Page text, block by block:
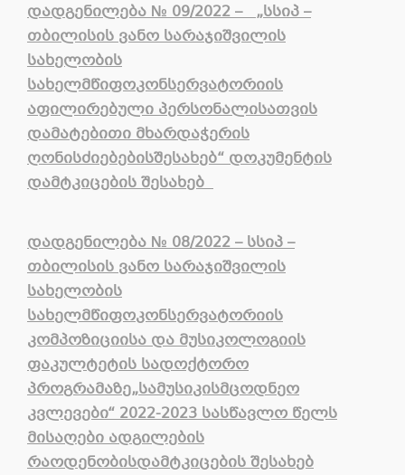
დადგენილება№ 09/2022 – „სსიპ–
თბილისის ვანო სარაჯიშვილის
სახელობის
სახელმწიფოკონსერვატორიის
აფილირებული პერსონალისათვის
დამატებითი მხარდაჭერის
ღონისძიებებისშესახებ“ დოკუმენტის
დამტკიცების შესახებ
დადგენილება№ 08/2022 –სსიპ–
თბილისის ვანო სარაჯიშვილის
სახელობის
სახელმწიფოკონსერვატორიის
კომპოზიციისა და მუსიკოლოგიის
ფაკულტეტის სადოქტორო
პროგრამაზე„სამუსიკისმცოდნეო
კვლევები“2022-2023 სასწავლო წელს
მისაღები ადგილების
რაოდენობისდამტკიცების შესახებ